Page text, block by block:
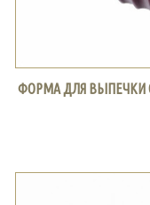
ФОРМА ДЛЯ ВЫПЕЧКИ